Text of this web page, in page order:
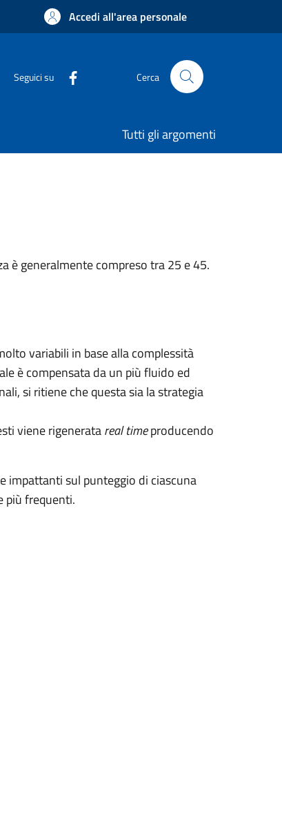
Accedi all'area personale
Seguici su Cerca
Tutti gli argomenti
è generalmente compreso tra 25 e 45.
variabili in base alla complessità
è compensata da un più fluido ed
si ritiene che questa sia la strategia
viene rigeneratareal timeproducendo
impattanti sul punteggio di ciascuna
più frequenti.